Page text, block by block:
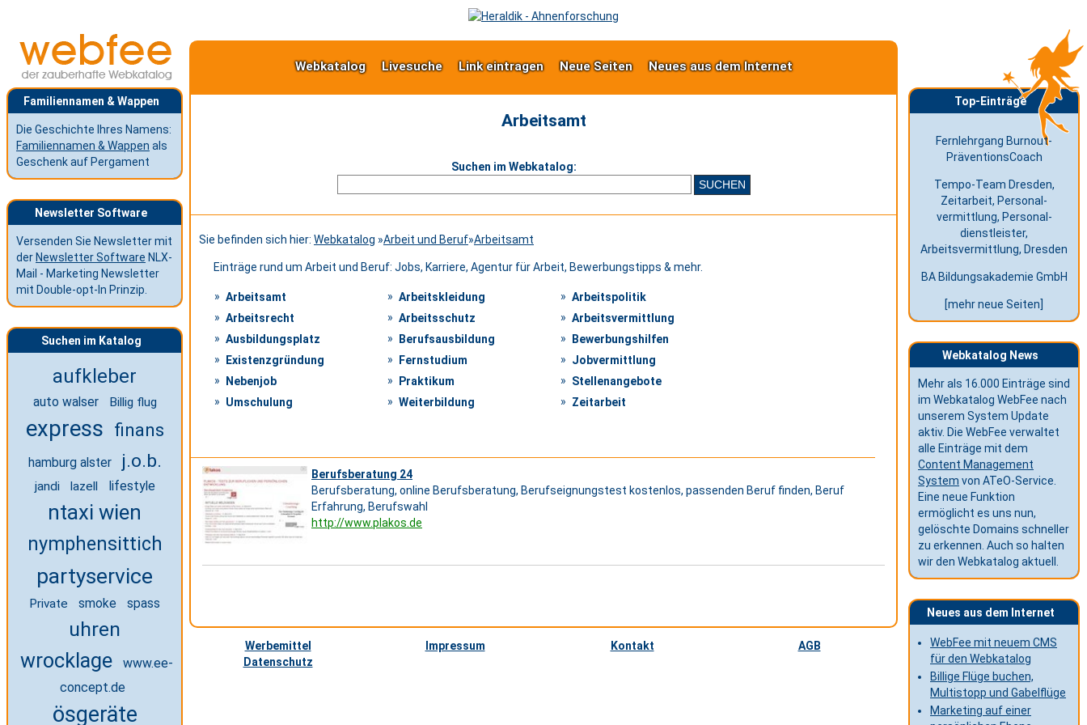
Familiennamen & Wappen
Die Geschichte Ihres Namens:
Familiennamen & Wappen als
Geschenk auf Pergament
Newsletter Software
Versenden Sie Newsletter mit
der Newsletter Software NLX-
Mail - Marketing Newsletter
mit Double-opt-In Prinzip.
Suchen im Katalog
aufkleber
auto walser Billig flug
express finans
hamburg alster j.o.b.
jandi lazell lifestyle
ntaxi wien
nymphensittich
partyservice
Private smoke spass
uhren
wrocklage
www.ee-
concept.de
ösgeräte
Webkatalog Livesuche Link eintragen Neue Seiten Neues aus dem Internet
Arbeitsamt
Suchen im Webkatalog:
Sie befinden sich hier: Webkatalog »Arbeit und Beruf»Arbeitsamt
Einträge rund um Arbeit und Beruf: Jobs, Karriere, Agentur für Arbeit, Bewerbungstipps & mehr.
Arbeitsamt Arbeitskleidung
Arbeitspolitik
Arbeitsrecht
Arbeitsschutz
Arbeitsvermittlung
Ausbildungsplatz
Berufsausbildung
Bewerbungshilfen
Existenzgründung
Fernstudium
Jobvermittlung
Nebenjob
Praktikum
Stellenangebote
Umschulung
Weiterbildung Zeitarbeit
Berufsberatung 24
Berufsberatung, online Berufsberatung, Berufseignungstest kostenlos, passenden Beruf finden, Beruf
Erfahrung, Berufswahl
http://www.plakos.de
Werbemittel Impressum Kontakt
AGB
Datenschutz
Top-Einträge
Fernlehrgang Burnout-
PräventionsCoach
Tempo-Team Dresden,
Zeitarbeit, Personal-
vermittlung, Personal-
dienstleister,
Arbeitsvermittlung, Dresden
BA Bildungsakademie GmbH
[mehr neue Seiten]
Webkatalog News
Mehr als 16.000 Einträge sind
im Webkatalog WebFee nach
unserem System Update
aktiv. Die WebFee verwaltet
alle Einträge mit dem
Content Management
System von ATeO-Service.
Eine neue Funktion
ermöglicht es uns nun,
gelöschte Domains schneller
zu erkennen. Auch so halten
wir den Webkatalog aktuell.
Neues aus dem Internet
WebFee mit neuem CMS
für den Webkatalog
Billige Flüge buchen,
Multistopp und Gabelflüge
Marketing auf einer